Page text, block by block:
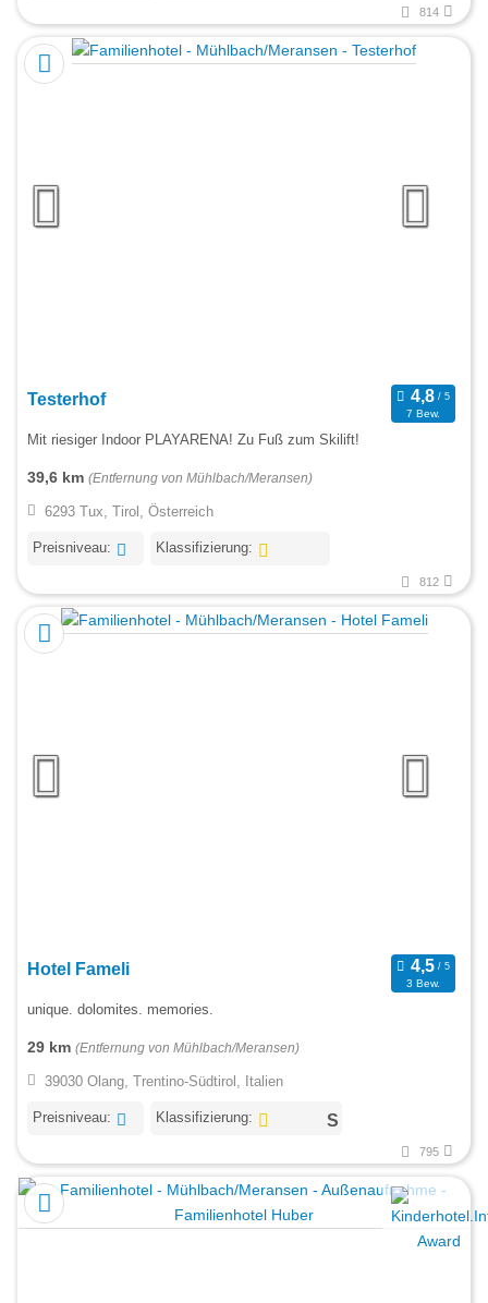
814
Testerhof
7 Bew.
Mit riesiger Indoor PLAYARENA! Zu Fuß zum Skilift!
39,6 km (Entfernung von Mühlbach/Meransen)
6293 Tux, Tirol, Österreich
Preisniveau: Klassifizierung:
812
Hotel Fameli
3 Bew.
unique. dolomites. memories.
29 km (Entfernung von Mühlbach/Meransen)
39030 Olang, Trentino-Südtirol, Italien
Preisniveau: Klassifizierung:
795